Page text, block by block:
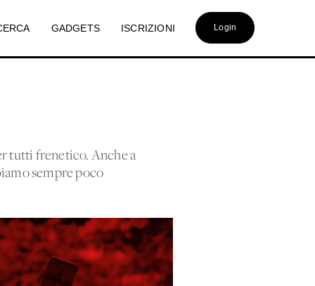
GADGETS ISCRIZIONI Login
tutti frenetico. Anche a
sempre poco